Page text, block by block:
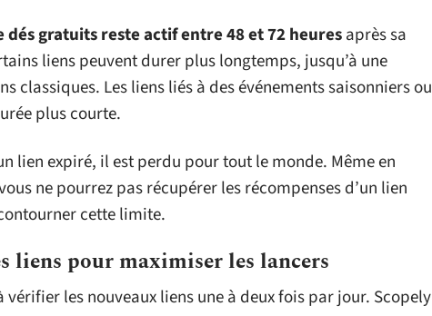
dés gratuits reste actif entre 48 et 72 heuresaprès sa
liens peuvent durer plus longtemps, jusqu’à une
classiques. Les liens liés à des événements saisonniers ou
plus courte.
lien expiré, il est perdu pour tout le monde. Même en
ne pourrez pas récupérer les récompenses d’un lien
cette limite.
liens pour maximiser les lancers
vérifier les nouveaux liens une à deux fois par jour. Scopely